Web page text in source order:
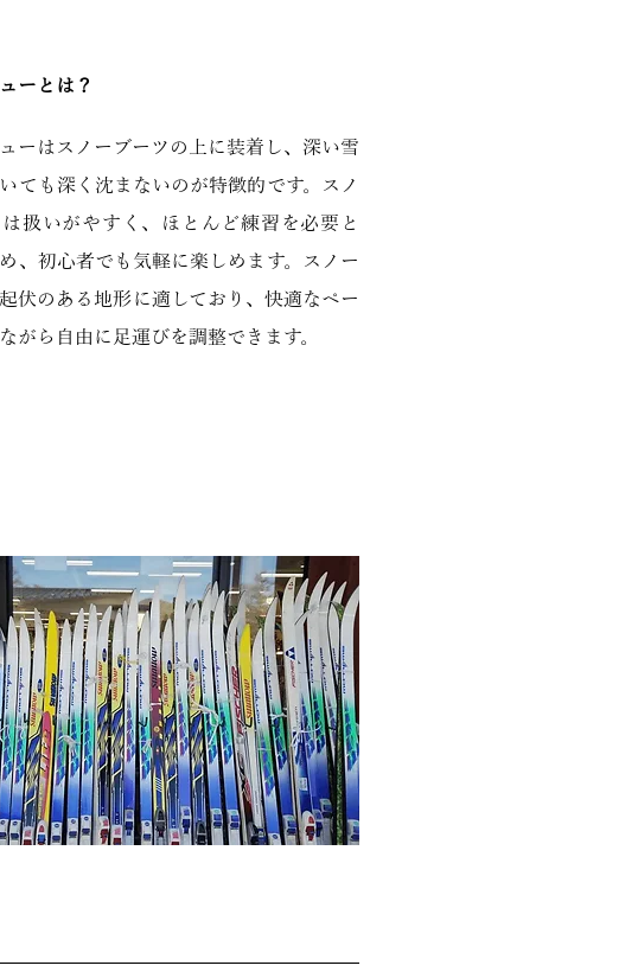
ーとは？
ーはスノーブーツの上に装着し、深い雪
ても深く沈まないのが特徴的です。スノ
扱いがやすく、ほとんど練習を必要と
、初心者でも気軽に楽しめます。スノー
伏のある地形に適しており、快適なペー
がら自由に足運びを調整できます。